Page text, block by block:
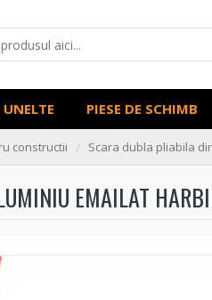
UNELTE PIESE DE SCHIMB
constructii Scara dubla pliabila
EMAILAT